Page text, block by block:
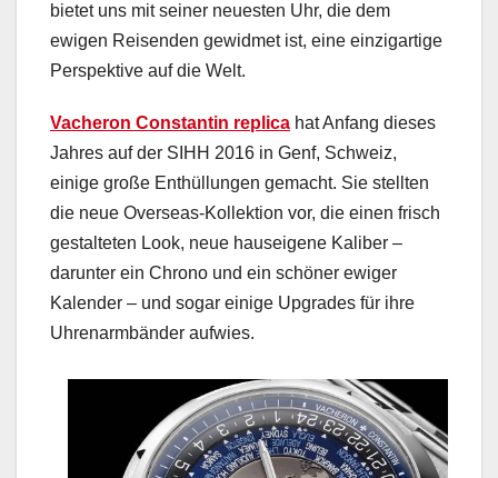
bietet uns mit seiner neuesten Uhr, die dem
ewigen Reisenden gewidmet ist, eine einzigartige
Perspektive auf die Welt.
Vacheron Constantin replica hat Anfang dieses
Jahres auf der SIHH 2016 in Genf, Schweiz,
einige große Enthüllungen gemacht. Sie stellten
die neue Overseas-Kollektion vor, die einen frisch
gestalteten Look, neue hauseigene Kaliber –
darunter ein Chrono und ein schöner ewiger
Kalender – und sogar einige Upgrades für ihre
Uhrenarmbänder aufwies.